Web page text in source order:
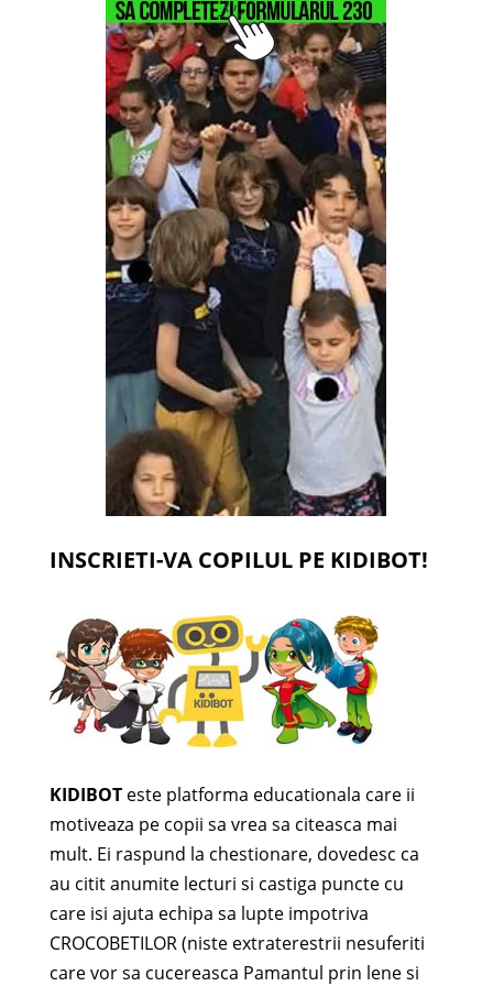
INSCRIETI-VA COPILUL PE KIDIBOT!
KIDIBOTeste platforma educationala care ii
motiveaza pe copii sa vrea sa citeasca mai
mult. Ei raspund la chestionare, dovedesc ca
au citit anumite lecturi si castiga puncte cu
care isi ajuta echipa sa lupte impotriva
CROCOBETILOR (niste extraterestrii nesuferiti
care vor sa cucereasca Pamantul prin lene si